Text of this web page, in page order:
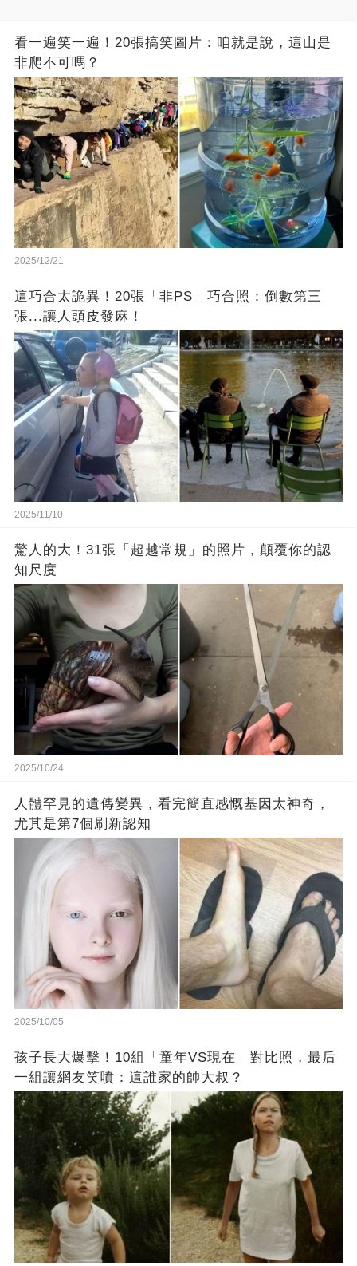
看一遍笑一遍！20張搞笑圖片：咱就是說，這山是
非爬不可嗎？
2025/12/21
這巧合太詭異！20張「非PS」巧合照：倒數第三
張...讓人頭皮發麻！
2025/11/10
驚人的大！31張「超越常規」的照片，顛覆你的認
知尺度
2025/10/24
人體罕見的遺傳變異，看完簡直感慨基因太神奇，
尤其是第7個刷新認知
2025/10/05
孩子長大爆擊！10組「童年VS現在」對比照，最后
一組讓網友笑噴：這誰家的帥大叔？